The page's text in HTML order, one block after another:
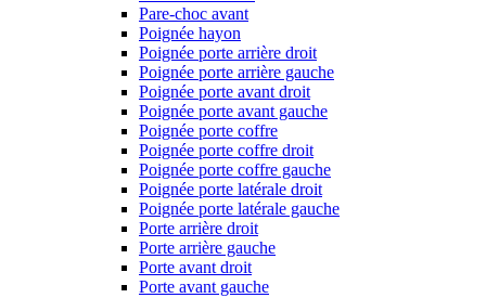
Pare-choc avant
Poignée hayon
Poignée porte arrière droit
Poignée porte arrière gauche
Poignée porte avant droit
Poignée porte avant gauche
Poignée porte coffre
Poignée porte coffre droit
Poignée porte coffre gauche
Poignée porte latérale droit
Poignée porte latérale gauche
Porte arrière droit
Porte arrière gauche
Porte avant droit
Porte avant gauche